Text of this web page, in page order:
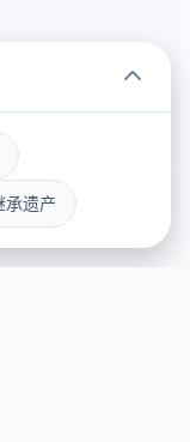
承遗产